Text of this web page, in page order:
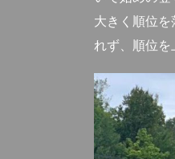
大きく順位
れず、順位を